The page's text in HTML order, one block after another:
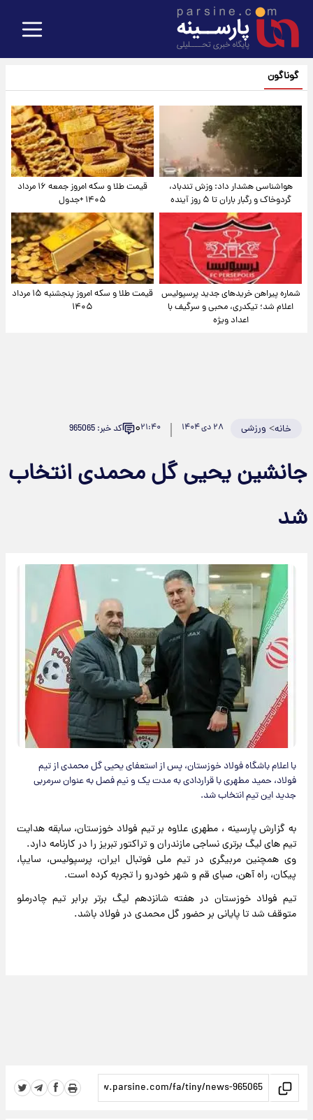
گوناگون
هواشناسی هشدار داد: وزش تندباد،
گردوخاک و رگبار باران تا ۵ روز آینده
قیمت طلا و سکه امروز جمعه ۱۶ مرداد
۱۴۰۵ +جدول
شماره پیراهن خریدهای جدید پرسپولیس
اعلام شد؛ تیکدری، محبی و سرگیف با
اعداد ویژه
قیمت طلا و سکه امروز پنجشنبه ۱۵ مرداد
۱۴۰۵
خانه> ورزشی ۲۸ دی ۱۴۰۴ ۲۱:۴۰۰ کد خبر: 965065
جانشین یحیی گل محمدی انتخاب
شد
با اعلام باشگاه فولاد خوزستان، پس از استعفای یحیی گل محمدی از تیم
فولاد، حمید مطهری با قراردادی به مدت یک و نیم فصل به عنوان سرمربی
جدید این تیم انتخاب شد.
به گزارش پارسینه ، مطهری علاوه بر تیم فولاد خوزستان، سابقه هدایت
تیم های لیگ برتری نساجی مازندران و تراکتور تبریز را در کارنامه دارد.
وی همچنین مربیگری در تیم ملی فوتبال ایران، پرسپولیس، سایپا،
پیکان، راه آهن، صبای قم و شهر خودرو را تجربه کرده است.
تیم فولاد خوزستان در هفته شانزدهم لیگ برتر برابر تیم چادرملو
متوقف شد تا پایانی بر حضور گل محمدی در فولاد باشد.